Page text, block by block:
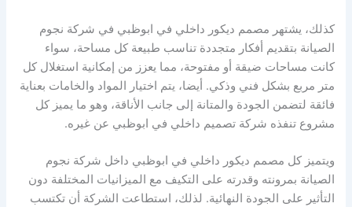
كذلك، يشتهر مصمم ديكور داخلي في ابوظبي في شركة نجوم
الصيانة بتقديم أفكار متجددة تناسب طبيعة كل مساحة، سواء
كانت مساحات ضيقة أو مفتوحة، مما يعزز من إمكانية استغلال كل
متر مربع بشكل فني وذكي. أيضا، يتم اختيار المواد والخامات بعناية
فائقة لتضمن الجودة والمتانة إلى جانب الأناقة، وهو ما يميز كل
مشروع تنفذه شركة تصميم داخلي في ابوظبي عن غيره.
ويتميز كل مصمم ديكور داخلي في ابوظبي داخل شركة نجوم
الصيانة بمرونته وقدرته على التكيف مع الميزانيات المختلفة دون
التأثير على الجودة النهائية. لذلك، استطاعت الشركة أن تكتسب